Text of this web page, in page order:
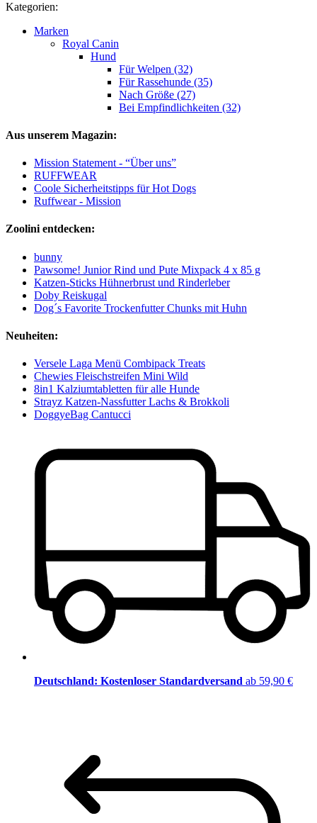
Kategorien:
Marken
Royal Canin
Hund
Für Welpen (32)
Für Rassehunde (35)
Nach Größe (27)
Bei Empfindlichkeiten (32)
Aus unserem Magazin:
Mission Statement - “Über uns”
RUFFWEAR
Coole Sicherheitstipps für Hot Dogs
Ruffwear - Mission
Zoolini entdecken:
bunny
Pawsome! Junior Rind und Pute Mixpack 4 x 85 g
Katzen-Sticks Hühnerbrust und Rinderleber
Doby Reiskugal
Dog´s Favorite Trockenfutter Chunks mit Huhn
Neuheiten:
Versele Laga Menü Combipack Treats
Chewies Fleischstreifen Mini Wild
8in1 Kalziumtabletten für alle Hunde
Strayz Katzen-Nassfutter Lachs & Brokkoli
DoggyeBag Cantucci
Deutschland: Kostenloser Standardversand ab 59,90 €